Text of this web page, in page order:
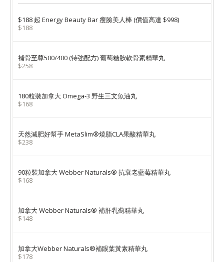
$188 起 Energy Beauty Bar 瘦臉美人棒 (價值高達 $998)
$188
補骨至尊500/400 (特強配方) 葡萄糖胺軟骨素精華丸
$258
180粒裝加拿大 Omega-3 野生三文魚油丸
$168
天然減肥好幫手 MetaSlim®燒脂CLA果酸精華丸
$238
90粒裝加拿大 Webber Naturals® 抗衰老藍莓精華丸
$168
加拿大 Webber Naturals® 補肝乳薊精華丸
$148
加拿大Webber Naturals®補眼葉黃素精華丸
$178